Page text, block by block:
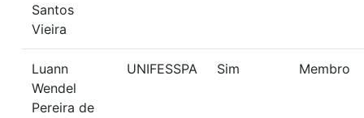
Santos
Vieira
Luann
Wendel
Pereira de
UNIFESSPA Sim Membro